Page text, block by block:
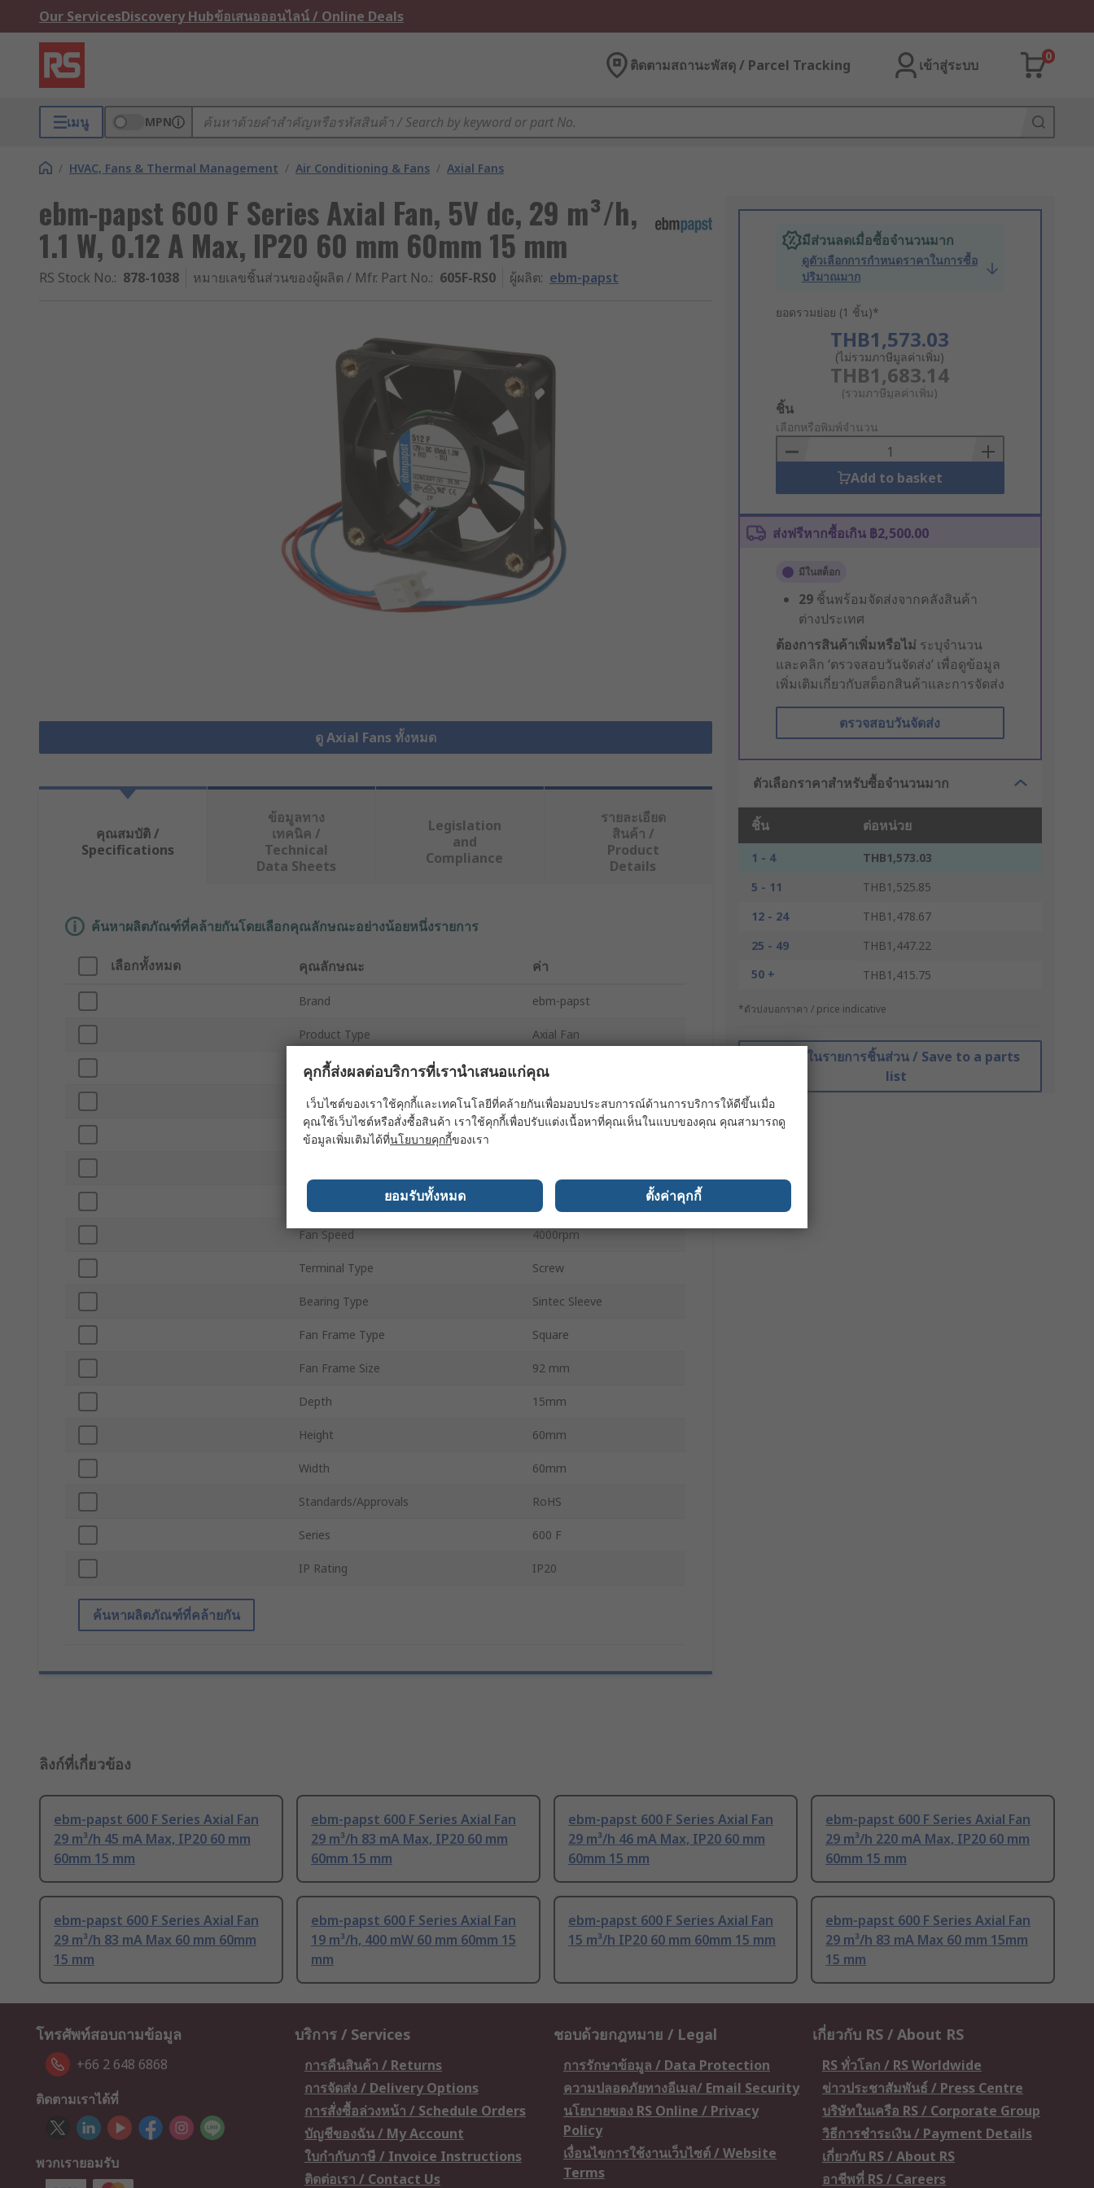
Our ServicesDiscovery Hubข้อเสนอออนไลน์ / Online Deals
ติดตามสถานะพัสดุ / Parcel Tracking เข้าสู่ระบบ
0
เมนู MPN
/ HVAC, Fans & Thermal Management / Air Conditioning & Fans / Axial Fans
ebm-papst 600 F Series Axial Fan, 5V dc, 29 m³/h,
1.1 W, 0.12 A Max, IP20 60 mm 60mm 15 mm
RS Stock No.: 878-1038 หมายเลขชิ้นส่วนของผู้ผลิต / Mfr. Part No.: 605F-RS0 ผู้ผลิต: ebm-papst
ดู Axial Fans ทั้งหมด
มีส่วนลดเมื่อซื้อจำนวนมาก
ดูตัวเลือกการกำหนดราคาในการซื้อ
ปริมาณมาก
ยอดรวมย่อย (1 ชิ้น)*
THB1,573.03
(ไม่รวมภาษีมูลค่าเพิ่ม)
THB1,683.14
(รวมภาษีมูลค่าเพิ่ม)
Add
to
Basket
ชิ้น
เลือกหรือพิมพ์จำนวน
Add to basket
ส่งฟรีหากซื้อเกิน ฿2,500.00
มีในสต็อก
29 ชิ้นพร้อมจัดส่งจากคลังสินค้า
ต่างประเทศ
ต้องการสินค้าเพิ่มหรือไม่ ระบุจำนวน
และคลิก ‘ตรวจสอบวันจัดส่ง’ เพื่อดูข้อมูล
เพิ่มเติมเกี่ยวกับสต็อกสินค้าและการจัดส่ง
ตรวจสอบวันจัดส่ง
ตัวเลือกราคาสำหรับซื้อจำนวนมาก
ชิ้น ต่อหน่วย
1 - 4
THB1,573.03
5 - 11
THB1,525.85
12 - 24
THB1,478.67
25 - 49
THB1,447.22
50 +
THB1,415.75
*ตัวบ่งบอกราคา / price indicative
บันทึกในรายการชิ้นส่วน / Save to a parts
list
คุณสมบัติ /
Specifications
ข้อมูลทาง
เทคนิค /
Technical
Data Sheets
Legislation
and
Compliance
รายละเอียด
สินค้า /
Product
Details
ค้นหาผลิตภัณฑ์ที่คล้ายกันโดยเลือกคุณลักษณะอย่างน้อยหนึ่งรายการ
เลือกทั้งหมด คุณลักษณะ ค่า
Brand ebm-papst
Product Type Axial Fan
Supply Voltage 5V dc
Power Consumption 1.1W
Maximum Current
Fan Speed 4000rpm
Terminal Type Screw
Bearing Type Sintec Sleeve
Fan Frame Type Square
Fan Frame Size 92 mm
Depth 15mm
Height 60mm
Width 60mm
Standards/Approvals RoHS
Series 600 F
IP Rating IP20
ค้นหาผลิตภัณฑ์ที่คล้ายกัน
ลิงก์ที่เกี่ยวข้อง
ebm-papst 600 F Series Axial Fan
29 m³/h 45 mA Max, IP20 60 mm
60mm 15 mm
ebm-papst 600 F Series Axial Fan
29 m³/h 83 mA Max, IP20 60 mm
60mm 15 mm
ebm-papst 600 F Series Axial Fan
29 m³/h 46 mA Max, IP20 60 mm
60mm 15 mm
ebm-papst 600 F Series Axial Fan
29 m³/h 220 mA Max, IP20 60 mm
60mm 15 mm
ebm-papst 600 F Series Axial Fan
29 m³/h 83 mA Max 60 mm 60mm
15 mm
ebm-papst 600 F Series Axial Fan
19 m³/h, 400 mW 60 mm 60mm 15
mm
ebm-papst 600 F Series Axial Fan
15 m³/h IP20 60 mm 60mm 15 mm
ebm-papst 600 F Series Axial Fan
29 m³/h 83 mA Max 60 mm 15mm
15 mm
โทรศัพท์สอบถามข้อมูล
+66 2 648 6868
ติดตามเราได้ที่
พวกเรายอมรับ
บริการ / Services
การคืนสินค้า / Returns
การจัดส่ง / Delivery Options
การสั่งซื้อล่วงหน้า / Schedule Orders
บัญชีของฉัน / My Account
ใบกำกับภาษี / Invoice Instructions
ติดต่อเรา / Contact Us
ชอบด้วยกฎหมาย / Legal
การรักษาข้อมูล / Data Protection
ความปลอดภัยทางอีเมล/ Email Security
นโยบายของ RS Online / Privacy
Policy
เงื่อนไขการใช้งานเว็บไซต์ / Website
Terms
เกี่ยวกับ RS / About RS
RS ทั่วโลก / RS Worldwide
ข่าวประชาสัมพันธ์ / Press Centre
บริษัทในเครือ RS / Corporate Group
วิธีการชำระเงิน / Payment Details
เกี่ยวกับ RS / About RS
อาชีพที่ RS / Careers
คุกกี้ส่งผลต่อบริการที่เรานำเสนอแก่คุณ
เว็บไซต์ของเราใช้คุกกี้และเทคโนโลยีที่คล้ายกันเพื่อมอบประสบการณ์ด้านการบริการให้ดีขึ้นเมื่อ
คุณใช้เว็บไซต์หรือสั่งซื้อสินค้า เราใช้คุกกี้เพื่อปรับแต่งเนื้อหาที่คุณเห็นในแบบของคุณ คุณสามารถดู
ข้อมูลเพิ่มเติมได้ที่นโยบายคุกกี้ของเรา
ยอมรับทั้งหมด ตั้งค่าคุกกี้